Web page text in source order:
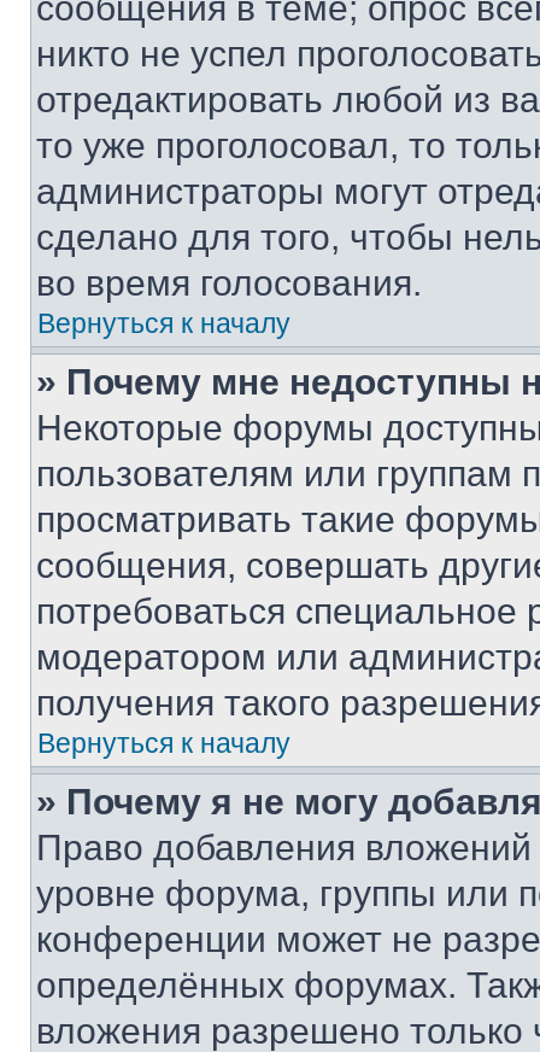
никто не успел
отредактировать любой из
то уже проголосовал, то
администраторы могут
сделано для того, чтобы
во время голосования.
Вернуться к началу
» Почему мне недоступны
Некоторые форумы
пользователям или группам
просматривать такие
сообщения, совершать
потребоваться
модератором или
получения такого
Вернуться к началу
» Почему я не могу
Право добавления
уровне форума, группы или
конференции может не
определённых форумах.
вложения разрешено